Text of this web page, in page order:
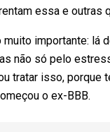
essa e outras
muito importante: lá
não só pelo
tratar isso, porque
o ex-BBB.